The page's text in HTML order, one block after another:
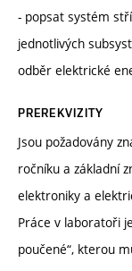
- popsat systém
jednotlivých
odběr elektrické
PREREKVIZITY
Jsou požadovány
ročníku a základní
elektroniky a
Práce v laboratoři
poučené“, kterou